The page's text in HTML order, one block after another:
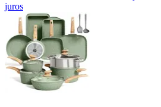
juros